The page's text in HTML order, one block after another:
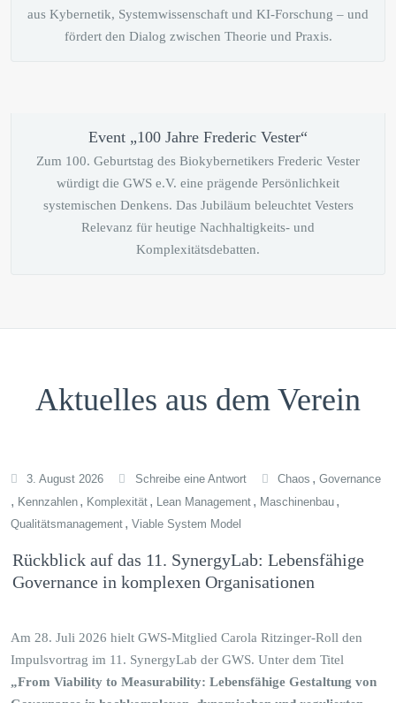
aus Kybernetik, Systemwissenschaft und KI-Forschung – und
fördert den Dialog zwischen Theorie und Praxis.
Event „100 Jahre Frederic Vester“
Zum 100. Geburtstag des Biokybernetikers Frederic Vester
würdigt die GWS e.V. eine prägende Persönlichkeit
systemischen Denkens. Das Jubiläum beleuchtet Vesters
Relevanz für heutige Nachhaltigkeits- und
Komplexitätsdebatten.
Aktuelles aus dem Verein
3. August 2026 Schreibe eine Antwort Chaos , Governance
, Kennzahlen , Komplexität , Lean Management , Maschinenbau ,
Qualitätsmanagement , Viable System Model
Rückblick auf das 11. SynergyLab: Lebensfähige
Governance in komplexen Organisationen
Am 28. Juli 2026 hielt GWS-Mitglied Carola Ritzinger-Roll den
Impulsvortrag im 11. SynergyLab der GWS. Unter dem Titel
„From Viability to Measurability: Lebensfähige Gestaltung von